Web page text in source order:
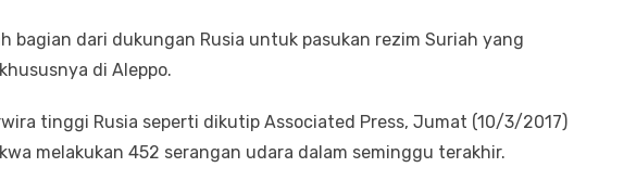
bagian dari dukungan Rusia untuk pasukan rezim Suriah yang
di Aleppo.
tinggi Rusia seperti dikutip Associated Press, Jumat (10/3/2017)
melakukan 452 serangan udara dalam seminggu terakhir.